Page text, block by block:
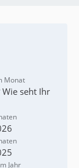
Monat
Wie seht Ihr
Jahr